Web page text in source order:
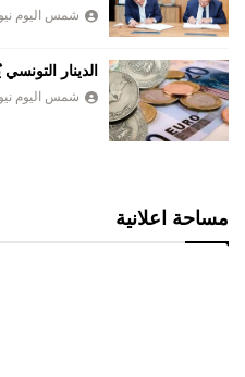
شمس اليوم نيوز
الدينار
شمس اليوم نيوز
مساحة اعلانية